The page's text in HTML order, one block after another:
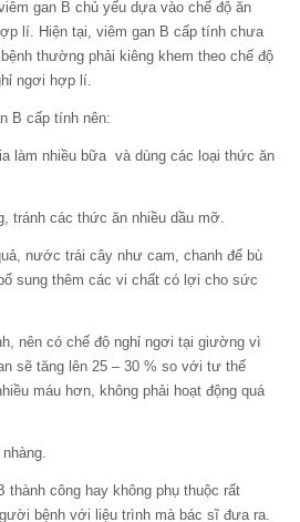
gan B chủ yếu dựa vào chế độ ăn
lí. Hiện tại, viêm gan B cấp tính chưa
thường phải kiêng khem theo chế độ
ngơi hợp lí.
B cấp tính nên:
làm nhiều bữa và dùng các loại thức ăn
tránh các thức ăn nhiều dầu mỡ.
nước trái cây như cam, chanh để bù
sung thêm các vi chất có lợi cho sức
nên có chế độ nghỉ ngơi tại giường vì
sẽ tăng lên 25 – 30 % so với tư thế
máu hơn, không phải hoạt động quá
thành công hay không phụ thuộc rất
bệnh với liệu trình mà bác sĩ đưa ra.